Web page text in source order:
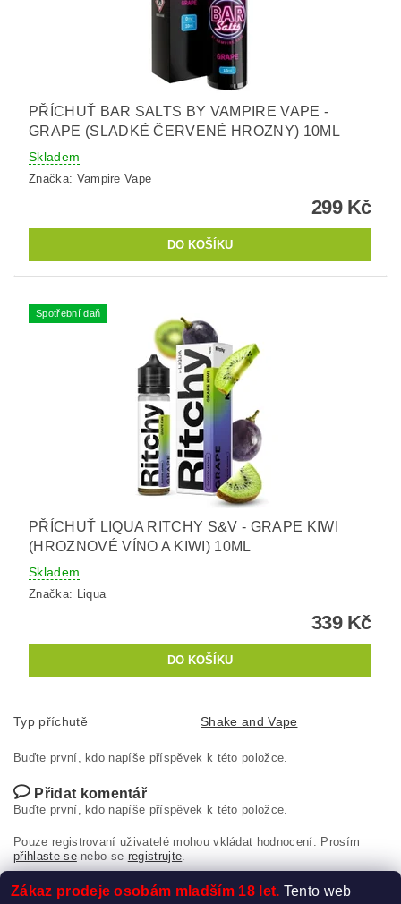
PŘÍCHUŤ BAR SALTS BY VAMPIRE VAPE -
GRAPE (SLADKÉ ČERVENÉ HROZNY) 10ML
Skladem
Značka: Vampire Vape
299 Kč
Spotřební daň
PŘÍCHUŤ LIQUA RITCHY S&V - GRAPE KIWI
(HROZNOVÉ VÍNO A KIWI) 10ML
Skladem
Značka: Liqua
339 Kč
Typ příchutě Shake and Vape
Buďte první, kdo napíše příspěvek k této položce.
Přidat komentář
Buďte první, kdo napíše příspěvek k této položce.
Pouze registrovaní uživatelé mohou vkládat hodnocení. Prosím
přihlaste senebo se registrujte
Zákaz prodeje osobám mladším 18 let. Tento web